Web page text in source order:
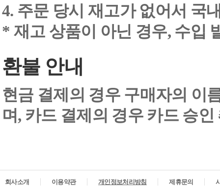
4. 주문 당시 재고가 없어서 국
* 재고 상품이 아닌 경우, 수입
환불 안내
현금 결제의 경우 구매자의 이
며, 카드 결제의 경우 카드 승
회사소개 이용약관 개인정보처리방침 제휴문의